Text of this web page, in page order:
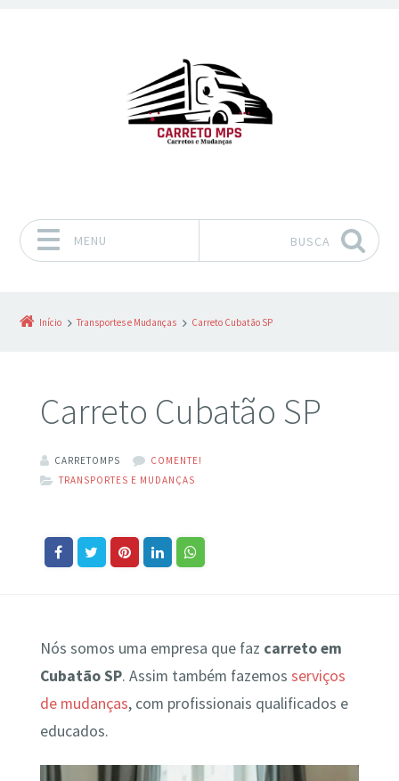
MENU BUSCA
Início Transportes e Mudanças Carreto Cubatão SP
Carreto Cubatão SP
CARRETOMPS
COMENTE!
TRANSPORTES E MUDANÇAS
Nós somos uma empresa que faz carreto em
Cubatão SP. Assim também fazemos serviços
de mudanças, com profissionais qualificados e
educados.